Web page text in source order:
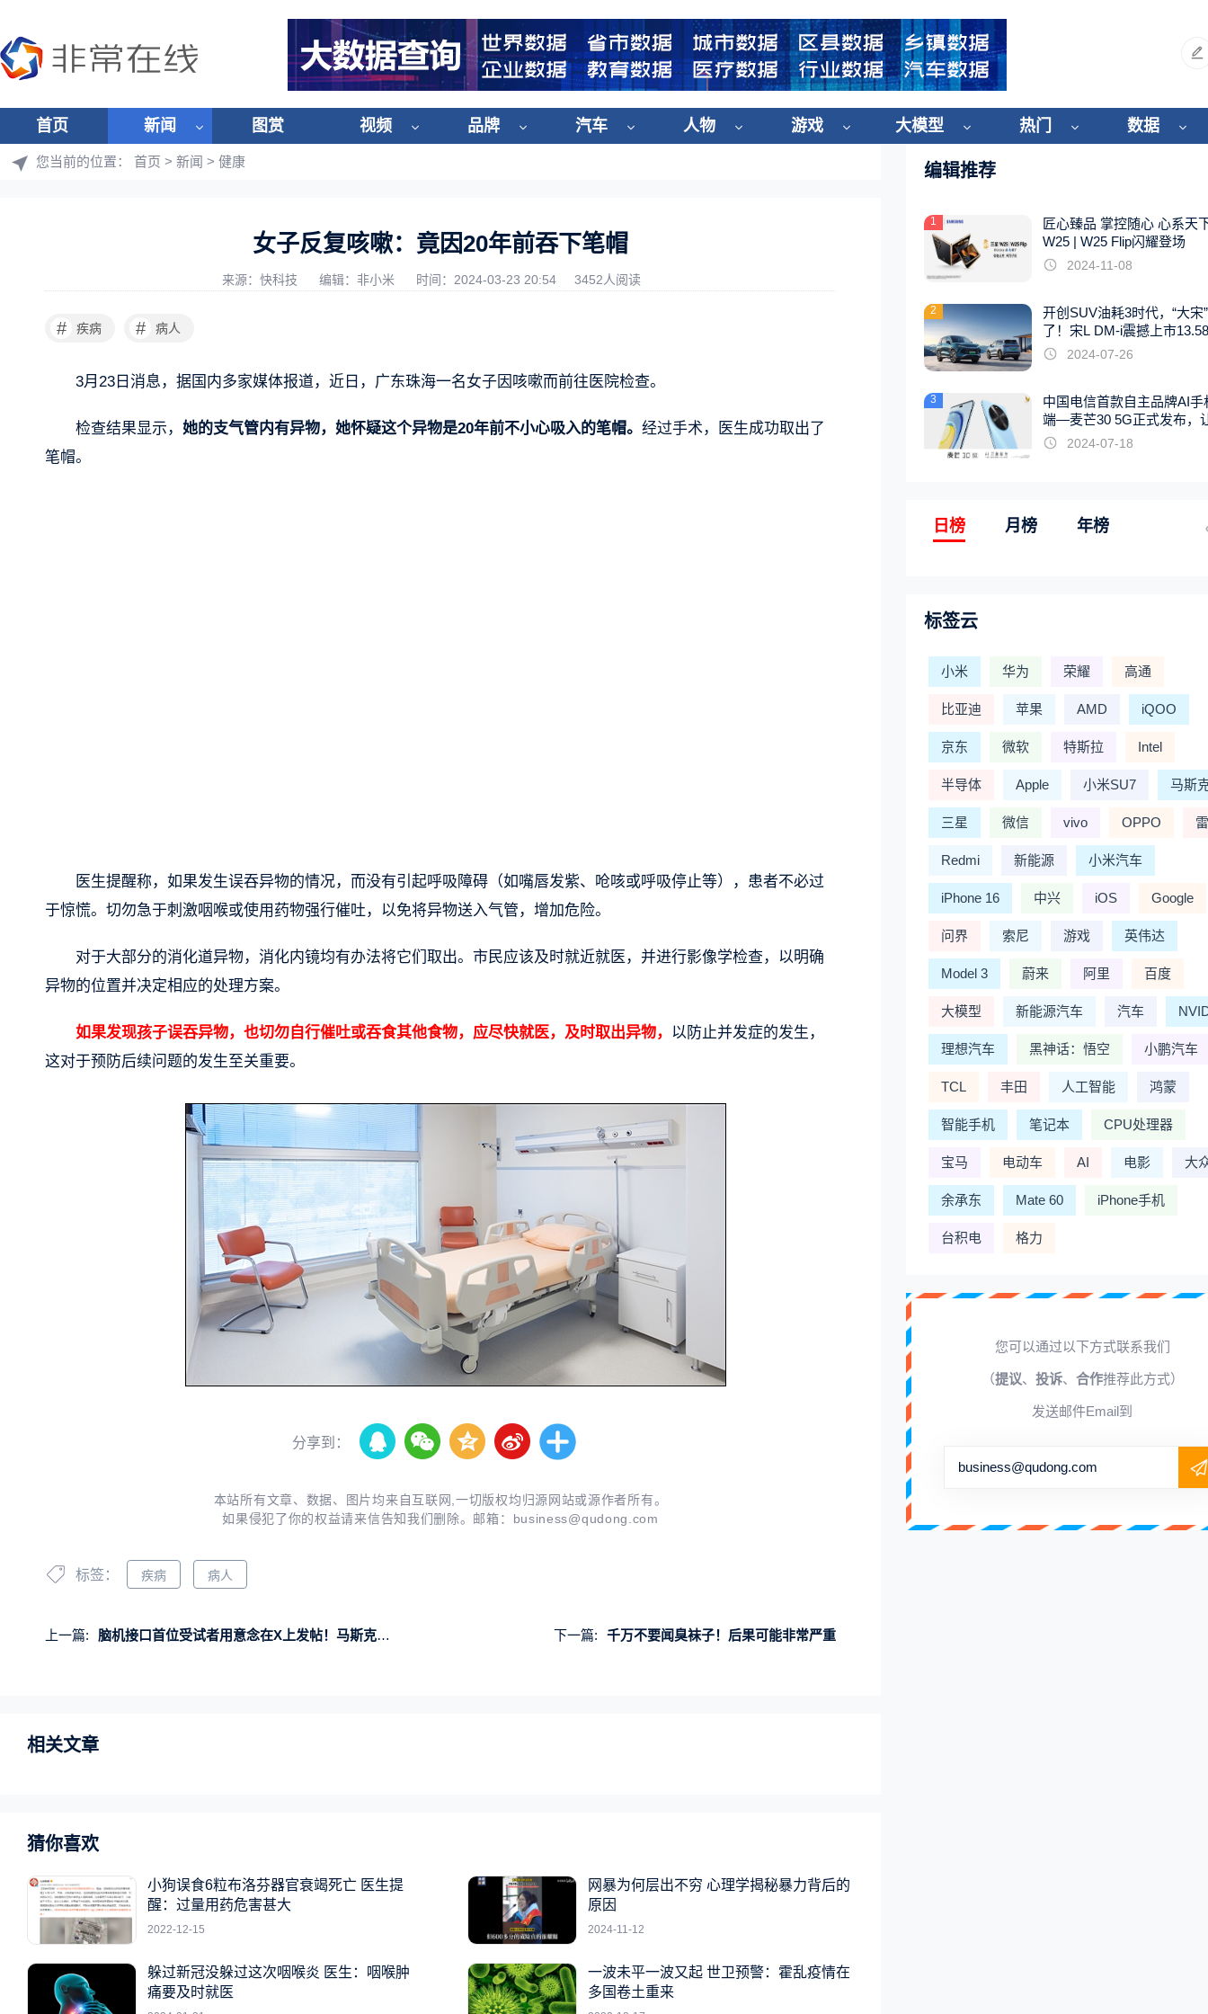
首页 新闻 图赏 视频 品牌 汽车 人物 游戏 大模型 热门 数据
您当前的位置： 首页 > 新闻 > 健康
女子反复咳嗽：竟因20年前吞下笔帽
来源：快科技 编辑：非小米 时间：2024-03-23 20:54 3452人阅读
# 疾病 # 病人
3月23日消息，据国内多家媒体报道，近日，广东珠海一名女子因咳嗽而前往医院检查。
检查结果显示， 她的支气管内有异物，她怀疑这个异物是20年前不小心吸入的笔帽。 经过手术，医生成功取出了
笔帽。
医生提醒称，如果发生误吞异物的情况，而没有引起呼吸障碍（如嘴唇发紫、呛咳或呼吸停止等），患者不必过
于惊慌。切勿急于刺激咽喉或使用药物强行催吐，以免将异物送入气管，增加危险。
对于大部分的消化道异物，消化内镜均有办法将它们取出。市民应该及时就近就医，并进行影像学检查，以明确
异物的位置并决定相应的处理方案。
如果发现孩子误吞异物，也切勿自行催吐或吞食其他食物，应尽快就医，及时取出异物， 以防止并发症的发生，
这对于预防后续问题的发生至关重要。
分享到：
本站所有文章、数据、图片均来自互联网,一切版权均归源网站或源作者所有。
如果侵犯了你的权益请来信告知我们删除。邮箱： business@qudong.com
标签： 疾病 病人
上一篇: 脑机接口首位受试者用意念在X上发帖！马斯克转发回应 下一篇: 千万不要闻臭袜子！后果可能非常严重
相关文章
猜你喜欢
小狗误食6粒布洛芬器官衰竭死亡 医生提
醒：过量用药危害甚大
2022-12-15
网暴为何层出不穷 心理学揭秘暴力背后的
原因
2024-11-12
躲过新冠没躲过这次咽喉炎 医生：咽喉肿
痛要及时就医
一波未平一波又起 世卫预警：霍乱疫情在
多国卷土重来
编辑推荐
1
匠心臻品 掌控随心 心系天
W25 | W25 Flip闪耀登场
2024-11-08
2
开创SUV油耗3时代，“大宋
了！宋L DM-i震撼上市
起
2024-07-26
3
中国电信首款自主品牌AI手
端—麦芒30 5G正式发布，
触手可及2024-07-18
日榜 月榜 年榜
标签云
小米 华为 荣耀 高通
比亚迪 苹果 AMD iQOO
京东 微软 特斯拉 Intel
半导体 Apple 小米SU7 马斯
三星 微信 vivo OPPO
Redmi 新能源 小米汽车
iPhone 16 中兴 iOS Google
问界 索尼 游戏 英伟达
Model 3 蔚来 阿里 百度
大模型 新能源汽车 汽车
理想汽车 黑神话：悟空 小鹏汽车
TCL 丰田 人工智能 鸿蒙
智能手机 笔记本 CPU处理器
宝马 电动车 AI 电影 大
余承东 Mate 60 iPhone手机
台积电 格力
您可以通过以下方式联系我们
（提议、 投诉、 合作推荐此方式）
发送邮件Email到
business@qudong.com